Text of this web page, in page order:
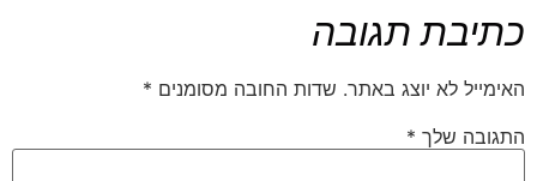
כתיבת תגובה
האימייל לא יוצג באתר. שדות החובה מסומנים *
התגובה שלך *